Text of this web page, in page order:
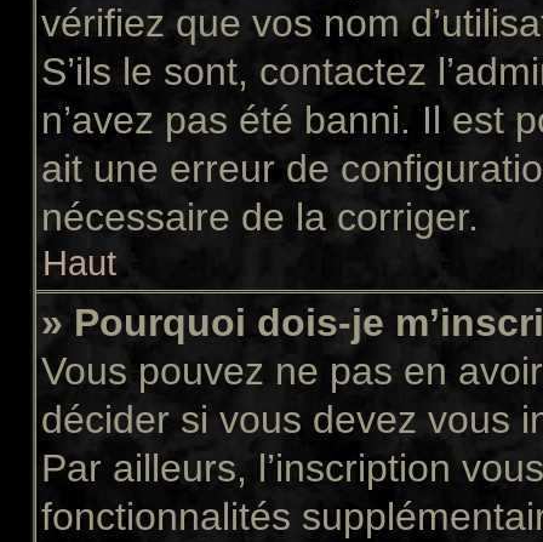
vérifiez que vos nom
S’ils le sont, contactez
n’avez pas été banni. Il est
ait une erreur de
nécessaire de la corriger.
Haut
» Pourquoi dois-je
Vous pouvez ne pas en
décider si vous devez vous
Par ailleurs, l’inscription
fonctionnalités